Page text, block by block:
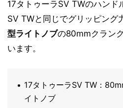
17タトゥーラSV TWのハンド
SV TWと同じでグリッピング
型ライトノブの80mmクラン
います。
17タトゥーラSV TW：
イトノブ